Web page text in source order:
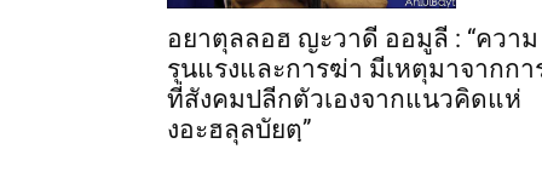
อยาตุลลอฮ ญะวาดี ออมูลี : “ความ
รุนแรงและการฆ่า มีเหตุมาจากกา
ที่สังคมปลีกตัวเองจากแนวคิดแห่
งอะฮลุลบัยตฺ”